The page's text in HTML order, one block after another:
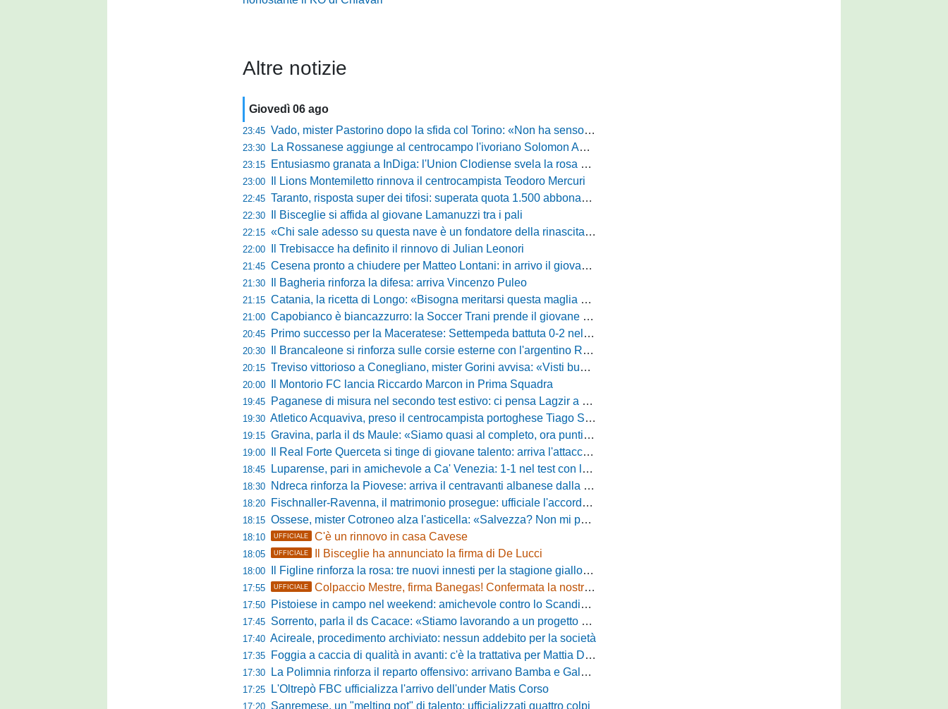
Altre notizie
Giovedì 06 ago
23:45 Vado, mister Pastorino dopo la sfida col Torino: «Non ha senso chiudersi e fare le barricate»
23:30 La Rossanese aggiunge al centrocampo l'ivoriano Solomon Andrews Manu
23:15 Entusiasmo granata a InDiga: l'Union Clodiense svela la rosa per la nuova annata
23:00 Il Lions Montemiletto rinnova il centrocampista Teodoro Mercuri
22:45 Taranto, risposta super dei tifosi: superata quota 1.500 abbonamenti
22:30 Il Bisceglie si affida al giovane Lamanuzzi tra i pali
22:15 «Chi sale adesso su questa nave è un fondatore della rinascita»: Davis carica l'ambiente Messina
22:00 Il Trebisacce ha definito il rinnovo di Julian Leonori
21:45 Cesena pronto a chiudere per Matteo Lontani: in arrivo il giovane talento dello Spezia
21:30 Il Bagheria rinforza la difesa: arriva Vincenzo Puleo
21:15 Catania, la ricetta di Longo: «Bisogna meritarsi questa maglia ogni singolo giorno»
21:00 Capobianco è biancazzurro: la Soccer Trani prende il giovane attaccante ex Monopoli
20:45 Primo successo per la Maceratese: Settempeda battuta 0-2 nella ripresa
20:30 Il Brancaleone si rinforza sulle corsie esterne con l'argentino Rotela
20:15 Treviso vittorioso a Conegliano, mister Gorini avvisa: «Visti buoni spunti, ma c'è ancora tanto da lavorare»
20:00 Il Montorio FC lancia Riccardo Marcon in Prima Squadra
19:45 Paganese di misura nel secondo test estivo: ci pensa Lagzir a piegare l'Equipe Campania
19:30 Atletico Acquaviva, preso il centrocampista portoghese Tiago Santos
19:15 Gravina, parla il ds Maule: «Siamo quasi al completo, ora puntiamo sugli esterni d'attacco»
19:00 Il Real Forte Querceta si tinge di giovane talento: arriva l'attaccante Lucchesi
18:45 Luparense, pari in amichevole a Ca' Venezia: 1-1 nel test con la Primavera lagunare
18:30 Ndreca rinforza la Piovese: arriva il centravanti albanese dalla serie D
18:20 Fischnaller-Ravenna, il matrimonio prosegue: ufficiale l'accordo quinquennale per l'attacco
18:15 Ossese, mister Cotroneo alza l'asticella: «Salvezza? Non mi pongo limiti, voglio vincere più partite possibile»
18:10 UFFICIALE C'è un rinnovo in casa Cavese
18:05 UFFICIALE Il Bisceglie ha annunciato la firma di De Lucci
18:00 Il Figline rinforza la rosa: tre nuovi innesti per la stagione gialloblù
17:55 UFFICIALE Colpaccio Mestre, firma Banegas! Confermata la nostra anteprima
17:50 Pistoiese in campo nel weekend: amichevole contro lo Scandicci allo stadio Strulli di Monsummano
17:45 Sorrento, parla il ds Cacace: «Stiamo lavorando a un progetto ambizioso»
17:40 Acireale, procedimento archiviato: nessun addebito per la società
17:35 Foggia a caccia di qualità in avanti: c'è la trattativa per Mattia Della Morte
17:30 La Polimnia rinforza il reparto offensivo: arrivano Bamba e Galeota
17:25 L'Oltrepò FBC ufficializza l'arrivo dell'under Matis Corso
17:20 Sanremese, un "melting pot" di talento: ufficializzati quattro colpi